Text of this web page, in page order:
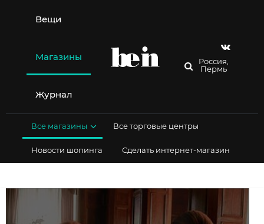
содержимому
Вещи
Магазины
Журнал
Россия,
Пермь
Все магазины Все торговые центры
Новости шопинга Сделать интернет-магазин